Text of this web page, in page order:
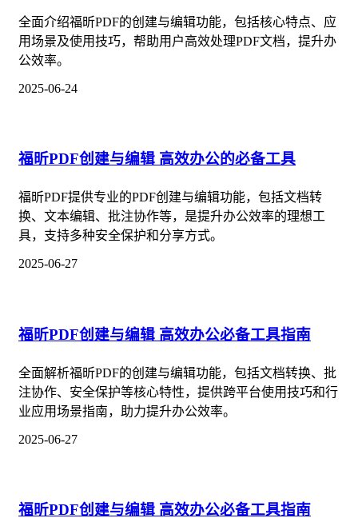
全面介绍福昕PDF的创建与编辑功能，包括核心特点、应
用场景及使用技巧，帮助用户高效处理PDF文档，提升办
公效率。
2025-06-24
福昕PDF创建与编辑 高效办公的必备工具
福昕PDF提供专业的PDF创建与编辑功能，包括文档转
换、文本编辑、批注协作等，是提升办公效率的理想工
具，支持多种安全保护和分享方式。
2025-06-27
福昕PDF创建与编辑 高效办公必备工具指南
全面解析福昕PDF的创建与编辑功能，包括文档转换、批
注协作、安全保护等核心特性，提供跨平台使用技巧和行
业应用场景指南，助力提升办公效率。
2025-06-27
福昕PDF创建与编辑 高效办公必备工具指南